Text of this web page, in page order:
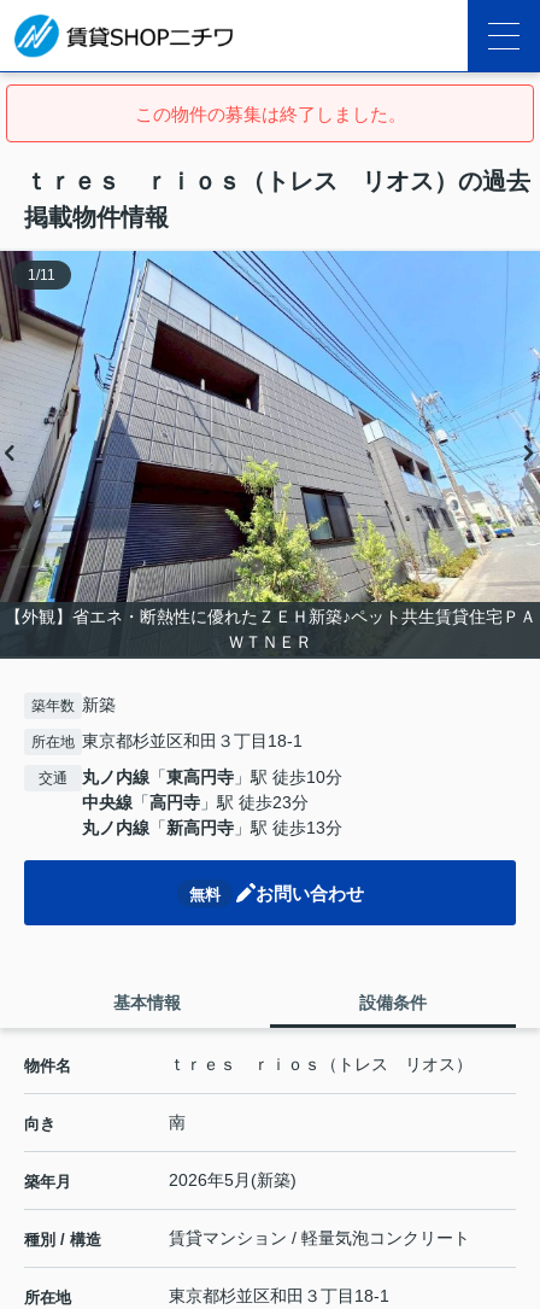
この物件の募集は終了しました。
ｔｒｅｓ ｒｉｏｓ（トレス リオス）の過去
掲載物件情報
【外観】省エネ・断熱性に優れたＺＥＨ新築♪ペット共生賃貸住宅ＰＡ
ＷＴＮＥＲ
1 /11
築年数 新築
所在地 東京都杉並区和田３丁目18-1
交通 丸ノ内線 「東高円寺 」駅 徒歩10分
中央線 「高円寺 」駅 徒歩23分
丸ノ内線 「新高円寺 」駅 徒歩13分
無料 お問い合わせ
基本情報 設備条件
物件名 ｔｒｅｓ ｒｉｏｓ（トレス リオス）
向き 南
築年月 2026年5月(新築)
種別 / 構造 賃貸マンション / 軽量気泡コンクリート
所在地 東京都杉並区和田 ３丁目18-1